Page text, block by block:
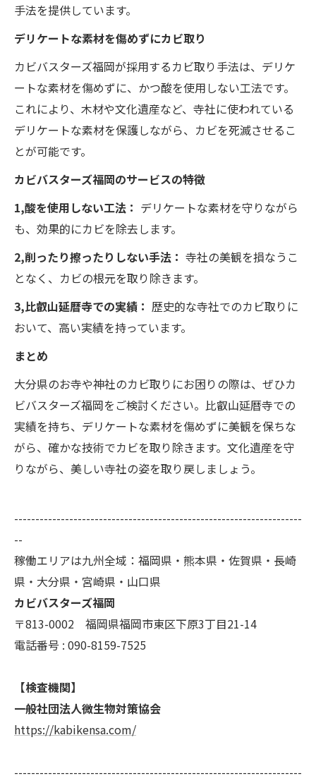
手法を提供しています。
デリケートな素材を傷めずにカビ取り
カビバスターズ福岡が採用するカビ取り手法は、デリケ
ートな素材を傷めずに、かつ酸を使用しない工法です。
これにより、木材や文化遺産など、寺社に使われている
デリケートな素材を保護しながら、カビを死滅させるこ
とが可能です。
カビバスターズ福岡のサービスの特徴
1,酸を使用しない工法： デリケートな素材を守りながら
も、効果的にカビを除去します。
2,削ったり擦ったりしない手法： 寺社の美観を損なうこ
となく、カビの根元を取り除きます。
3,比叡山延暦寺での実績： 歴史的な寺社でのカビ取りに
おいて、高い実績を持っています。
まとめ
大分県のお寺や神社のカビ取りにお困りの際は、ぜひカ
ビバスターズ福岡をご検討ください。比叡山延暦寺での
実績を持ち、デリケートな素材を傷めずに美観を保ちな
がら、確かな技術でカビを取り除きます。文化遺産を守
りながら、美しい寺社の姿を取り戻しましょう。
--------------------------------------------------------------------
--
稼働エリアは九州全域：福岡県・熊本県・佐賀県・長崎
県・大分県・宮崎県・山口県
カビバスターズ福岡
〒813-0002 福岡県福岡市東区下原3丁目21-14
電話番号 : 090-8159-7525
【検査機関】
一般社団法人微生物対策協会
https://kabikensa.com/
--------------------------------------------------------------------